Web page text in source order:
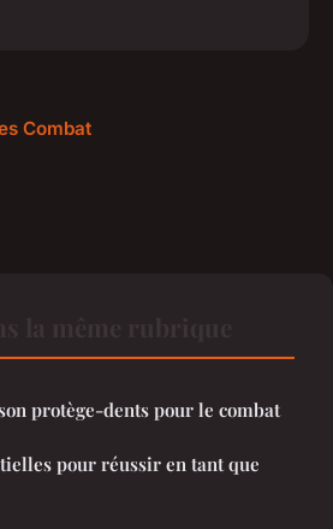
Combat
protège-dents pour le combat
pour réussir en tant que